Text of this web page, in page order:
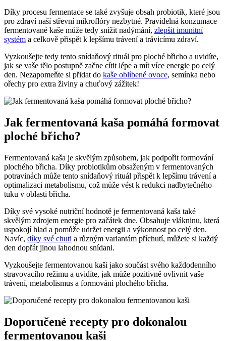
Díky procesu fermentace se také zvyšuje obsah probiotik, které jsou
pro zdraví naší střevní mikroflóry nezbytné. Pravidelná konzumace
fermentované kaše může tedy snížit nadýmání, zlepšit imunitní
systém a celkově přispět k lepšímu trávení a trávicímu zdraví.
Vyzkoušejte tedy tento snídaňový rituál pro ploché břicho a uvidíte,
jak se vaše tělo postupně začne cítit lépe a mít více energie po celý
den. Nezapomeňte si přidat do kaše oblíbené ovoce, semínka nebo
ořechy pro extra živiny a chuťový zážitek!
Jak fermentovaná kaša pomáhá formovat
ploché břicho?
Fermentovaná kaša je skvělým způsobem, jak podpořit formování
plochého břicha. Díky probiotikům obsaženým v fermentovaných
potravinách může tento snídaňový rituál přispět k lepšímu trávení a
optimalizaci metabolismu, což může vést k redukci nadbytečného
tuku v oblasti břicha.
Díky své vysoké nutriční hodnotě je fermentovaná kaša také
skvělým zdrojem energie pro začátek dne. Obsahuje vlákninu, která
uspokojí hlad a pomůže udržet energii a výkonnost po celý den.
Navíc, díky své chuti a různým variantám příchutí, můžete si každý
den dopřát jinou lahodnou snídani.
Vyzkoušejte fermentovanou kaši jako součást svého každodenního
stravovacího režimu a uvidíte, jak může pozitivně ovlivnit vaše
trávení, metabolismus a formování plochého břicha.
Doporučené recepty pro dokonalou
fermentovanou kaši